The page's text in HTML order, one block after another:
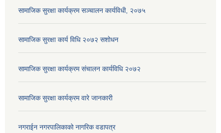
सामाजिक सुरक्षा कार्यक्रम सञ्चालन कार्यविधी, २०७५
सामाजिक सुरक्षा कार्य विधि २०७२ स‌शोधन
सामाजिक सुरक्षा कार्यक्रम संचालन कार्यविधि २०७२
सामाजिक सुरक्षा कार्यक्रम वारे जानकारी
नगराईन नगरपालिकाको नागरिक वडापत्र